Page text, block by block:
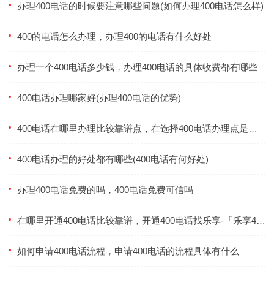
办理400电话的时候要注意哪些问题(如何办理400电话怎么样)
400的电话怎么办理，办理400的电话有什么好处
办理一个400电话多少钱，办理400电话的具体收费都有哪些
400电话办理哪家好(办理400电话的优势)
400电话在哪里办理比较靠谱点，在选择400电话办理点是需要注意什么
400电话办理的好处都有哪些(400电话有何好处)
办理400电话免费的吗，400电话免费可信吗
在哪里开通400电话比较靠谱，开通400电话找乐享-「乐享400电话」
如何申请400电话流程，申请400电话的流程具体有什么